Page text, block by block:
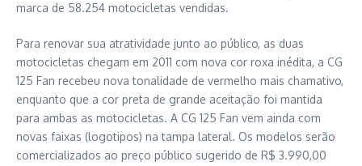
marca de 58.254 motocicletas vendidas.
Para renovar sua atratividade junto ao público, as duas
motocicletas chegam em 2011 com nova cor roxa inédita, a CG
125 Fan recebeu nova tonalidade de vermelho mais chamativo,
enquanto que a cor preta de grande aceitação foi mantida
para ambas as motocicletas. A CG 125 Fan vem ainda com
novas faixas (logotipos) na tampa lateral. Os modelos serão
comercializados ao preço público sugerido de R$ 3.990,00